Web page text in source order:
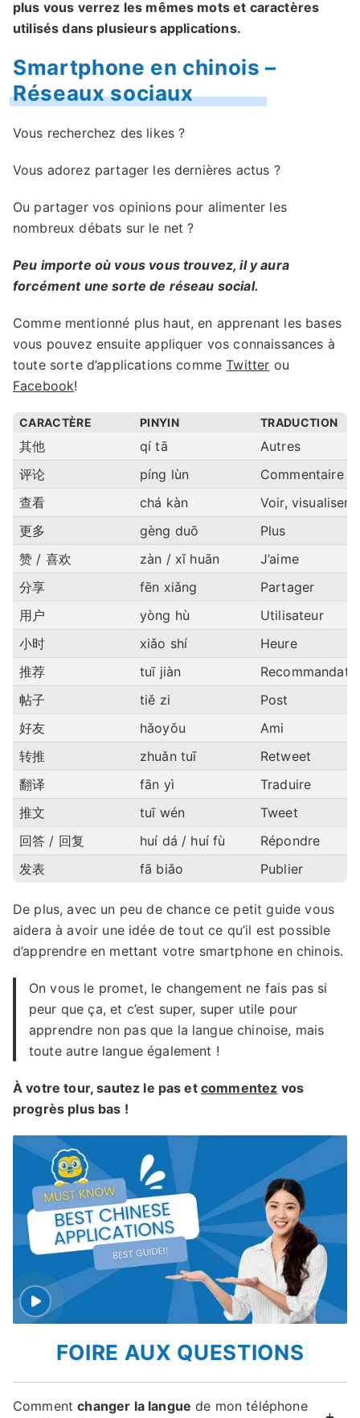
plus vous verrez les mêmes mots et caractères
utilisés dans plusieurs applications.
Smartphone en chinois –
Réseaux sociaux
Vous recherchez des likes ?
Vous adorez partager les dernières actus ?
Ou partager vos opinions pour alimenter les
nombreux débats sur le net ?
Peu importe où vous vous trouvez, il y aura
forcément une sorte de réseau social.
Comme mentionné plus haut, en apprenant les bases
vous pouvez ensuite appliquer vos connaissances à
toute sorte d’applications commeTwitter ou
Facebook!
CARACTÈRE PINYIN TRADUCTION
其他 qí tā
Autres
评论
píng lùn
Commentaire
查看
chá kàn
Voir, visualiser
更多
gèng duō
Plus
赞 / 喜欢
zàn / xǐ huān
J’aime
分享
fēn xiǎng
Partager
用户
yòng hù
Utilisateur
小时
xiǎo shí
Heure
推荐
tuī jiàn
帖子
tiě zi
Post
好友
hǎoyǒu
Ami
转推
zhuǎn tuī
Retweet
翻译
fān yì
Traduire
推文
tuī wén
Tweet
回答 / 回复
huí dá / huí fù
Répondre
发表
fā biǎo Publier
De plus, avec un peu de chance ce petit guide vous
aidera à avoir une idée de tout ce qu’il est possible
d’apprendre en mettant votre smartphone en chinois.
On vous le promet, le changement ne fais pas si
peur que ça, et c’est super, super utile pour
apprendre non pas que la langue chinoise, mais
toute autre langue également !
À votre tour, sautez le pas et commentez vos
progrès plus bas !
FOIRE AUX QUESTIONS
Commentchanger la langue de mon téléphone